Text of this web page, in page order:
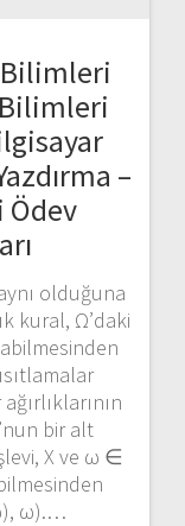
Bilimleri
–
olduğuna
kural, Ω’daki
bir alt
X ve ω ∈
ω).…